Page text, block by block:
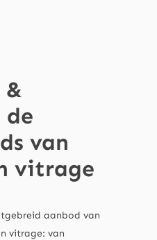
&
de
van
vitrage
aanbod van
vitrage: van